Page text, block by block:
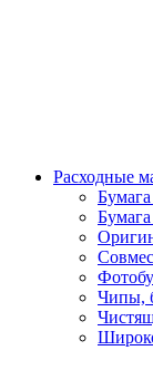
Расходные
Чипы,